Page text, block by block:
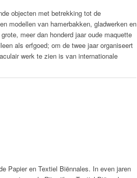
objecten met betrekking tot de
modellen van hamerbakken, gladwerken en
meer dan honderd jaar oude maquette
als erfgoed; om de twee jaar organiseert
werk te zien is van internationale
Papier en Textiel Biënnales. In even jaren